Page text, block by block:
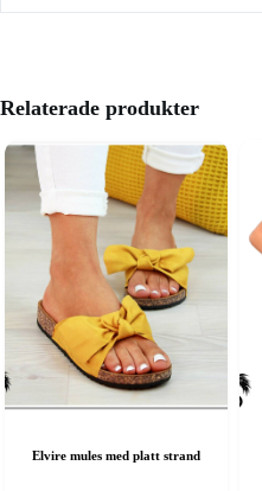
Relaterade produkter
Elvire mules med platt strand